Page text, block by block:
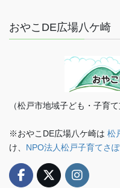
おやこDE広場八ケ崎
（松戸市地域子ども・子育て
※おやこDE広場八ケ崎は 松
け、 NPO法人松戸子育てさ